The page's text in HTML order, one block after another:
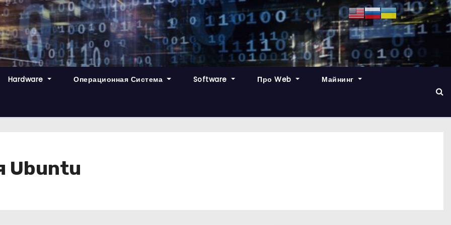
Hardware Операционная Система Software Про Web Майнинг
Ubuntu